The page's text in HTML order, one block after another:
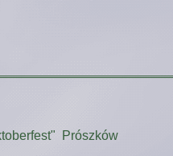
Prószków